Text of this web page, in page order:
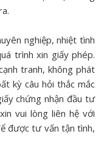
nghiệp, nhiệt tình
trình xin giấy phép.
tranh, không phát
kỳ câu hỏi thắc mắc
chứng nhận đầu tư
xin vui lòng liên hệ với
được tư vấn tận tình,